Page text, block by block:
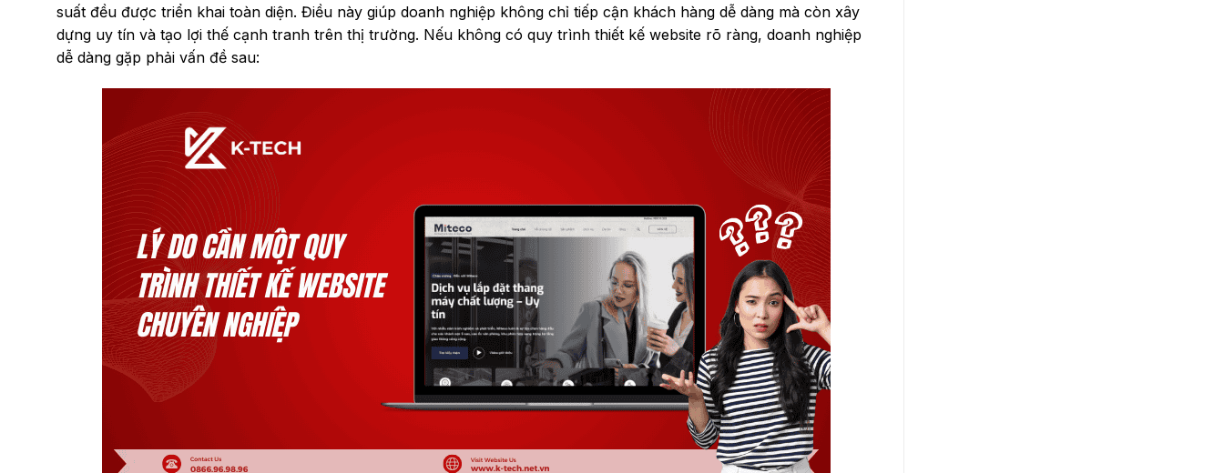
suất đều được triển khai toàn diện. Điều này giúp doanh nghiệp không chỉ tiếp cận khách hàng dễ dàng mà còn xây
dựng uy tín và tạo lợi thế cạnh tranh trên thị trường. Nếu không có quy trình thiết kế website rõ ràng, doanh nghiệp
dễ dàng gặp phải vấn đề sau: